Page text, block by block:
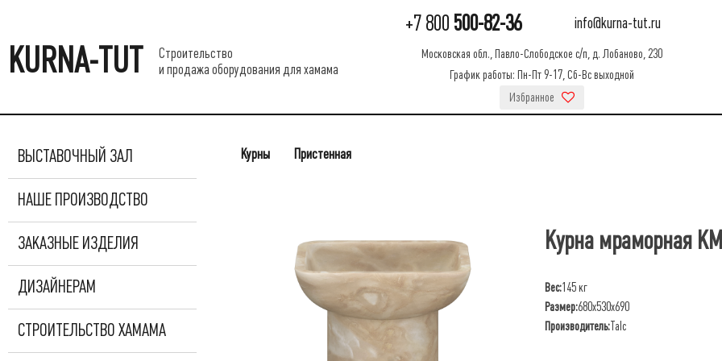
KURNA-TUT
Строительство
и продажа оборудования для хамама
+7 800 500-82-36 info@kurna-tut.ru
Московская обл., Павло-Слободское с/п, д. Лобаново, 230
График работы: Пн-Пт 9-17, Сб-Вс выходной
Избранное
ВЫСТАВОЧНЫЙ ЗАЛ
НАШЕ ПРОИЗВОДСТВО
ЗАКАЗНЫЕ ИЗДЕЛИЯ
ДИЗАЙНЕРАМ
СТРОИТЕЛЬСТВО ХАМАМА
Курны Пристенная
Курна мраморная
Вес:145 кг
Размер:680х530х690
Производитель:Talc